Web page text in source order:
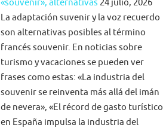
«souvenir», alternativas 24 julio, 2026
La adaptación suvenir y la voz recuerdo
son alternativas posibles al término
francés souvenir. En noticias sobre
turismo y vacaciones se pueden ver
frases como estas: «La industria del
souvenir se reinventa más allá del imán
de nevera», «El récord de gasto turístico
en España impulsa la industria del